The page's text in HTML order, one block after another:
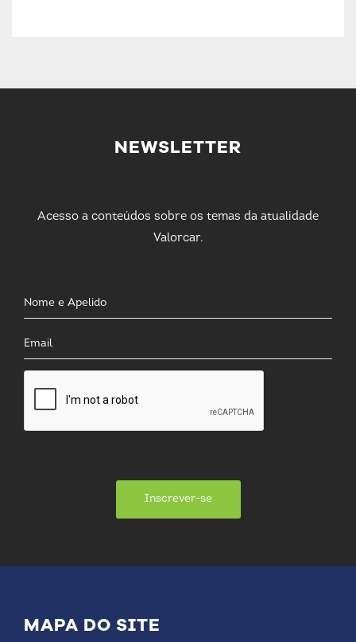
NEWSLETTER
Acesso a conteúdos sobre os temas da atualidade
Valorcar.
Inscrever-se
MAPA DO SITE